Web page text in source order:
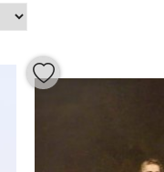
distinguent par leur
et aux scènes de
votre espace, vous
embellir votre